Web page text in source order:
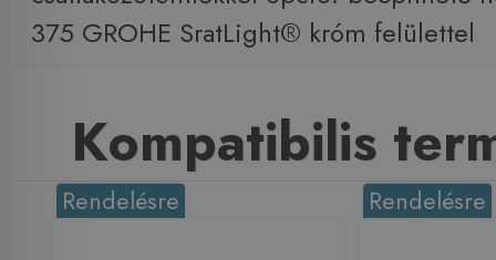
375 GROHE SratLight® króm felülettel
Kompatibilis
Rendelésre Rendelésre